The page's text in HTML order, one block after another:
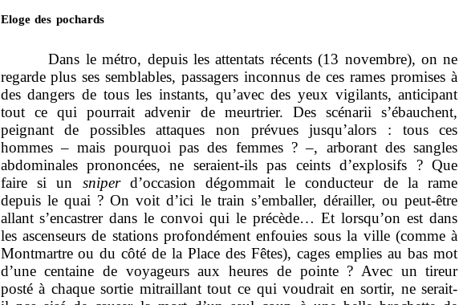
Eloge des pochards
Dans le métro, depuis les attentats récents (13 novembre), on ne
regarde plus ses semblables, passagers inconnus de ces rames promises à
des dangers de tous les instants, qu’avec des yeux vigilants, anticipant
tout ce qui pourrait advenir de meurtrier. Des scénarii s’ébauchent,
peignant de possibles attaques non prévues jusqu’alors : tous ces
hommes ‒ mais pourquoi pas des femmes ? ‒, arborant des sangles
abdominales prononcées, ne seraient-ils pas ceints d’explosifs ? Que
faire si un sniperd’occasion dégommait le conducteur de la rame
depuis le quai ? On voit d’ici le train s’emballer, dérailler, ou peut-être
allant s’encastrer dans le convoi qui le précède… Et lorsqu’on est dans
les ascenseurs de stations profondément enfouies sous la ville (comme à
Montmartre ou du côté de la Place des Fêtes), cages emplies au bas mot
d’une centaine de voyageurs aux heures de pointe ? Avec un tireur
posté à chaque sortie mitraillant tout ce qui voudrait en sortir, ne serait-